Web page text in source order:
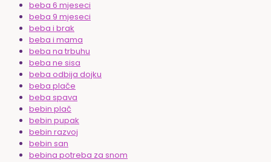
beba 6 mjeseci
beba 9 mjeseci
beba i brak
beba i mama
beba na trbuhu
beba ne sisa
beba odbija dojku
beba plače
beba spava
bebin plač
bebin pupak
bebin razvoj
bebin san
bebina potreba za snom